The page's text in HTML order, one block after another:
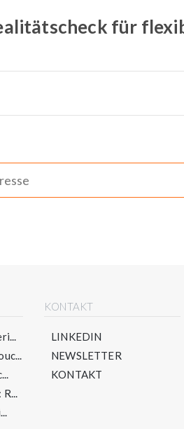
für
KONTAKT
LINKEDIN
NEWSLETTER
KONTAKT